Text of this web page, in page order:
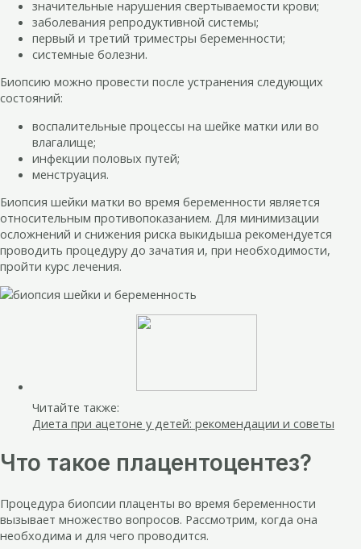
значительные нарушения свертываемости крови;
заболевания репродуктивной системы;
первый и третий триместры беременности;
системные болезни.
Биопсию можно провести после устранения следующих
состояний:
воспалительные процессы на шейке матки или во
влагалище;
инфекции половых путей;
менструация.
Биопсия шейки матки во время беременности является
относительным противопоказанием. Для минимизации
осложнений и снижения риска выкидыша рекомендуется
проводить процедуру до зачатия и, при необходимости,
пройти курс лечения.
Читайте также:
Диета при ацетоне у детей: рекомендации и советы
Что такое плацентоцентез?
Процедура биопсии плаценты во время беременности
вызывает множество вопросов. Рассмотрим, когда она
необходима и для чего проводится.